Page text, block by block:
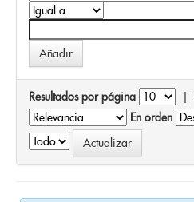
Resultados por página |
En orden